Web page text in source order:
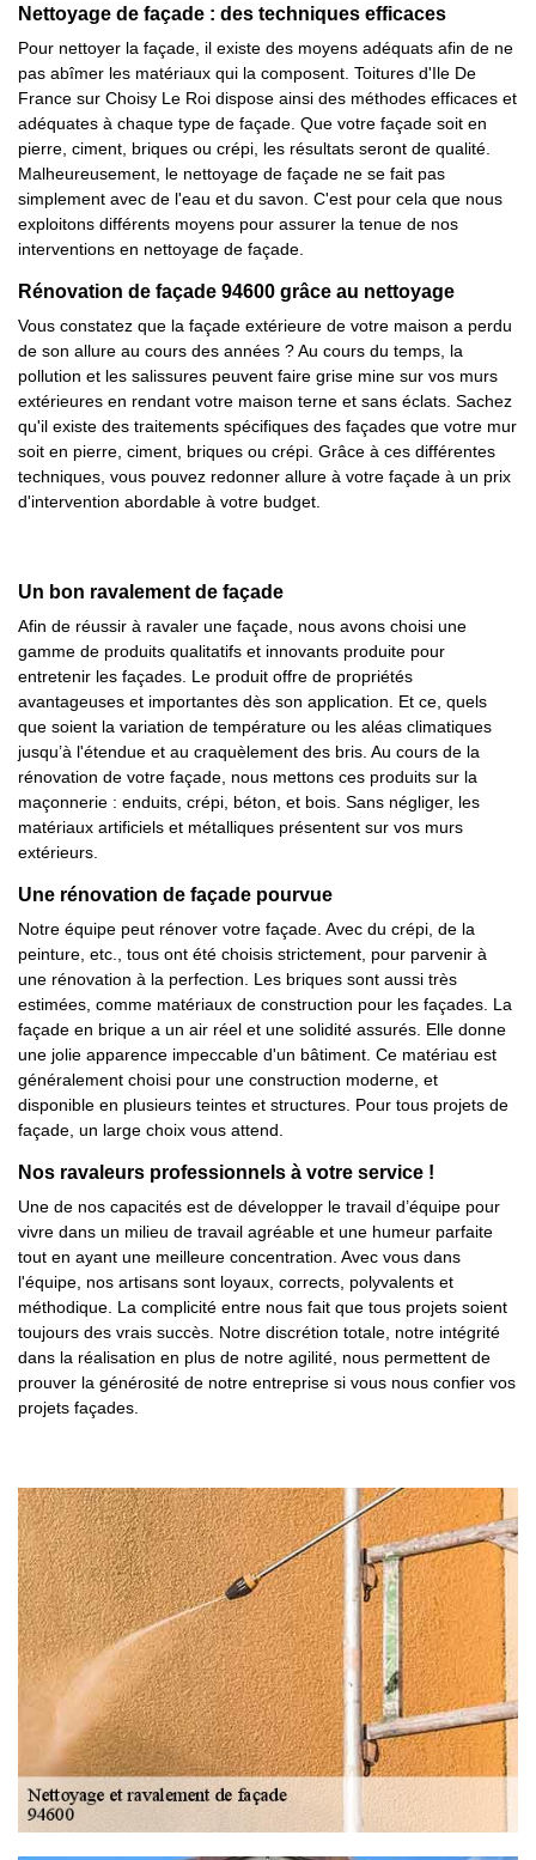
Nettoyage de façade : des techniques efficaces
Pour nettoyer la façade, il existe des moyens adéquats afin de ne
pas abîmer les matériaux qui la composent. Toitures d'Ile De
France sur Choisy Le Roi dispose ainsi des méthodes efficaces et
adéquates à chaque type de façade. Que votre façade soit en
pierre, ciment, briques ou crépi, les résultats seront de qualité.
Malheureusement, le nettoyage de façade ne se fait pas
simplement avec de l'eau et du savon. C'est pour cela que nous
exploitons différents moyens pour assurer la tenue de nos
interventions en nettoyage de façade.
Rénovation de façade 94600 grâce au nettoyage
Vous constatez que la façade extérieure de votre maison a perdu
de son allure au cours des années ? Au cours du temps, la
pollution et les salissures peuvent faire grise mine sur vos murs
extérieures en rendant votre maison terne et sans éclats. Sachez
qu'il existe des traitements spécifiques des façades que votre mur
soit en pierre, ciment, briques ou crépi. Grâce à ces différentes
techniques, vous pouvez redonner allure à votre façade à un prix
d'intervention abordable à votre budget.
Un bon ravalement de façade
Afin de réussir à ravaler une façade, nous avons choisi une
gamme de produits qualitatifs et innovants produite pour
entretenir les façades. Le produit offre de propriétés
avantageuses et importantes dès son application. Et ce, quels
que soient la variation de température ou les aléas climatiques
jusqu’à l'étendue et au craquèlement des bris. Au cours de la
rénovation de votre façade, nous mettons ces produits sur la
maçonnerie : enduits, crépi, béton, et bois. Sans négliger, les
matériaux artificiels et métalliques présentent sur vos murs
extérieurs.
Une rénovation de façade pourvue
Notre équipe peut rénover votre façade. Avec du crépi, de la
peinture, etc., tous ont été choisis strictement, pour parvenir à
une rénovation à la perfection. Les briques sont aussi très
estimées, comme matériaux de construction pour les façades. La
façade en brique a un air réel et une solidité assurés. Elle donne
une jolie apparence impeccable d'un bâtiment. Ce matériau est
généralement choisi pour une construction moderne, et
disponible en plusieurs teintes et structures. Pour tous projets de
façade, un large choix vous attend.
Nos ravaleurs professionnels à votre service !
Une de nos capacités est de développer le travail d’équipe pour
vivre dans un milieu de travail agréable et une humeur parfaite
tout en ayant une meilleure concentration. Avec vous dans
l'équipe, nos artisans sont loyaux, corrects, polyvalents et
méthodique. La complicité entre nous fait que tous projets soient
toujours des vrais succès. Notre discrétion totale, notre intégrité
dans la réalisation en plus de notre agilité, nous permettent de
prouver la générosité de notre entreprise si vous nous confier vos
projets façades.